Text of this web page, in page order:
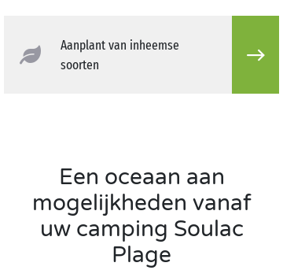
Aanplant van inheemse
soorten
Een oceaan aan
mogelijkheden vanaf
uw camping Soulac
Plage